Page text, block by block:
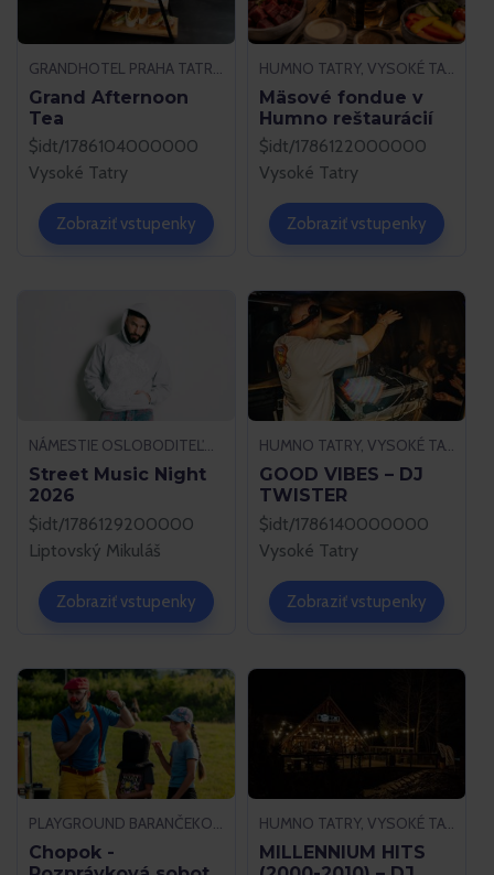
GRANDHOTEL PRAHA TATRANSKÁ LOMNICA, VYSOKÉ TATRY
Grand Afternoon
Tea
$idt/1786104000000
Vysoké Tatry
Zobraziť vstupenky
HUMNO TATRY, VYSOKÉ TATRY
Mäsové fondue v
Humno reštaurácií
$idt/1786122000000
Vysoké Tatry
Zobraziť vstupenky
NÁMESTIE OSLOBODITEĽOV 61/1, LIPTOVSKÝ MIKULÁŠ
Street Music Night
2026
$idt/1786129200000
Liptovský Mikuláš
Zobraziť vstupenky
HUMNO TATRY, VYSOKÉ TATRY
GOOD VIBES – DJ
TWISTER
$idt/1786140000000
Vysoké Tatry
Zobraziť vstupenky
Chopok -
MILLENNIUM HITS